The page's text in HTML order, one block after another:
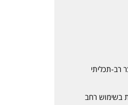
רב-תכליתי
בשימוש רחב